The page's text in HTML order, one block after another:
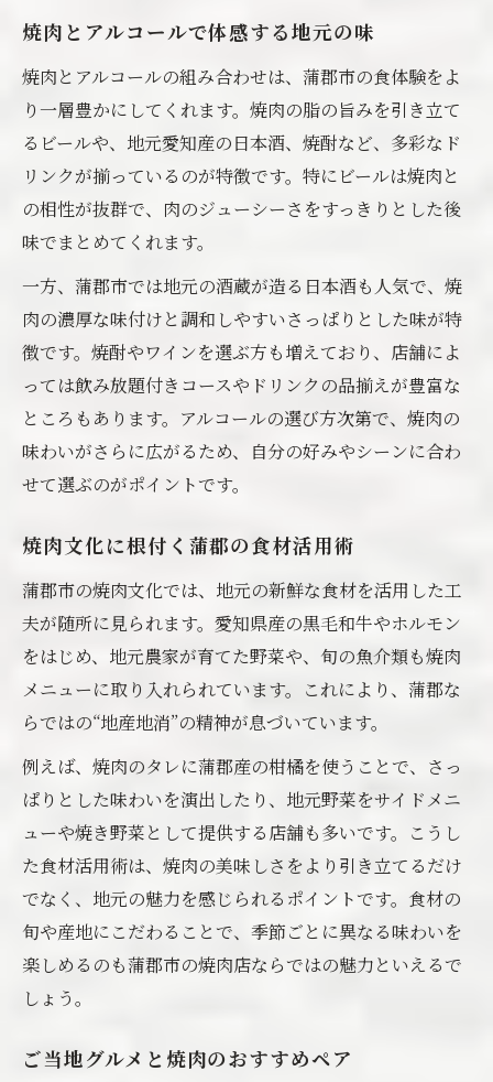
焼肉とアルコールで体感する地元の味
焼肉とアルコールの組み合わせは、蒲郡市の食体験をよ
り一層豊かにしてくれます。焼肉の脂の旨みを引き立て
るビールや、地元愛知産の日本酒、焼酎など、多彩なド
リンクが揃っているのが特徴です。特にビールは焼肉と
の相性が抜群で、肉のジューシーさをすっきりとした後
味でまとめてくれます。
一方、蒲郡市では地元の酒蔵が造る日本酒も人気で、焼
肉の濃厚な味付けと調和しやすいさっぱりとした味が特
徴です。焼酎やワインを選ぶ方も増えており、店舗によ
っては飲み放題付きコースやドリンクの品揃えが豊富な
ところもあります。アルコールの選び方次第で、焼肉の
味わいがさらに広がるため、自分の好みやシーンに合わ
せて選ぶのがポイントです。
焼肉文化に根付く蒲郡の食材活用術
蒲郡市の焼肉文化では、地元の新鮮な食材を活用した工
夫が随所に見られます。愛知県産の黒毛和牛やホルモン
をはじめ、地元農家が育てた野菜や、旬の魚介類も焼肉
メニューに取り入れられています。これにより、蒲郡な
らではの“地産地消”の精神が息づいています。
例えば、焼肉のタレに蒲郡産の柑橘を使うことで、さっ
ぱりとした味わいを演出したり、地元野菜をサイドメニ
ューや焼き野菜として提供する店舗も多いです。こうし
た食材活用術は、焼肉の美味しさをより引き立てるだけ
でなく、地元の魅力を感じられるポイントです。食材の
旬や産地にこだわることで、季節ごとに異なる味わいを
楽しめるのも蒲郡市の焼肉店ならではの魅力といえるで
しょう。
ご当地グルメと焼肉のおすすめペア